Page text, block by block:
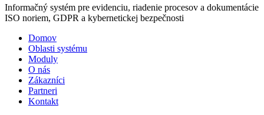
Informačný systém pre evidenciu, riadenie procesov a dokumentácie
ISO noriem, GDPR a kybernetickej bezpečnosti
Domov
Oblasti systému
Moduly
O nás
Zákazníci
Partneri
Kontakt